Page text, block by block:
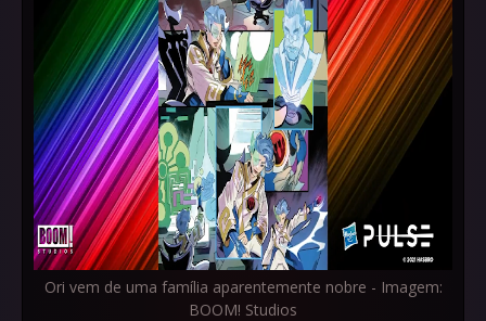
Ori vem de uma família aparentemente nobre - Imagem:
BOOM! Studios